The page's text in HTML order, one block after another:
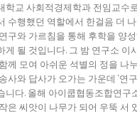
학교 사회적경제학과 전임교수
수행했던 역할에서 한걸음 더
구와 가르침을 통해 후학을 양
게 될 것입니다. 그 밤 연구소 이
께 모여 아쉬운 석별의 정을 나
사와 답사가 오가는 가운데 ‘연
니다. 올해 아이쿱협동조합연구
은 씨앗이 나무가 되어 우뚝 서